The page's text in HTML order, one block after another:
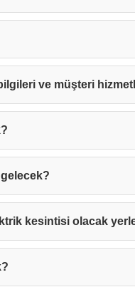
ve müşteri
kesintisi olacak